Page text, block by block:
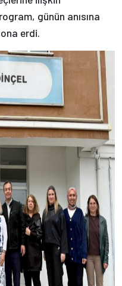
günün anısına
erdi.